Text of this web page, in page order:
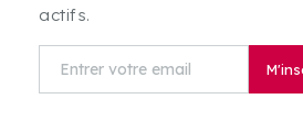
actifs.